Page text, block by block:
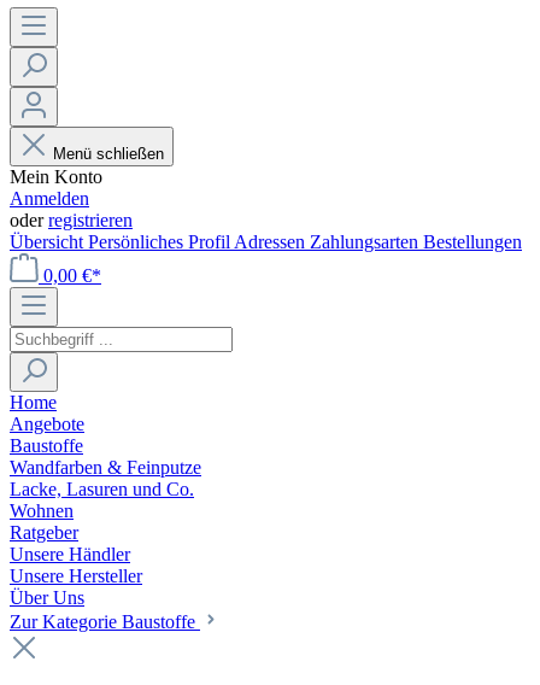
Menü schließen
Mein Konto
Anmelden
oderregistrieren
Übersicht Persönliches Profil Adressen Zahlungsarten Bestellungen
0,00 €*
Home
Angebote
Baustoffe
Wandfarben & Feinputze
Lacke, Lasuren und Co.
Wohnen
Ratgeber
Unsere Händler
Unsere Hersteller
Über Uns
Zur Kategorie Baustoffe